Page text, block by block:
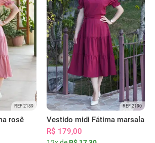
REF 2189
rosê
REF 2190
Vestido midi Fátima marsala
R$ 179,00